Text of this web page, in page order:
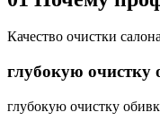
Качество очистки
глубокую очистку
глубокую очистку